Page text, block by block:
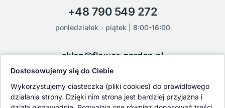
+48 790 549 272
poniedziałek - piątek | 8:00-16:00
sklep@flower-garden.pl
Oferowane przez nas rośliny i nasiona podlegają regularnej ścisłej
kontroli jakości oraz kontroli zdrowotnej przeprowadzanej przez
wykwalifikowane osoby z Państwowej Inspekcji Ochrony Roślin i
Dostosowujemy się do Ciebie
Wykorzystujemy ciasteczka (pliki cookies) do prawidłowego
działania strony. Dzięki nim strona jest bardziej przyjazna i